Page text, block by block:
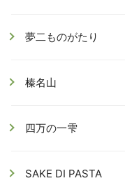
夢二ものがたり
榛名山
四万の一雫
SAKE DI PASTA